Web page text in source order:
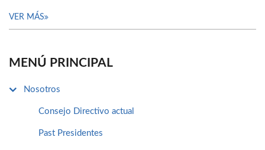
VER MÁS
MENÚ PRINCIPAL
Nosotros
Consejo Directivo actual
Past Presidentes